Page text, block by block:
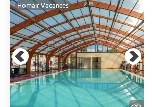
Homair Vacances